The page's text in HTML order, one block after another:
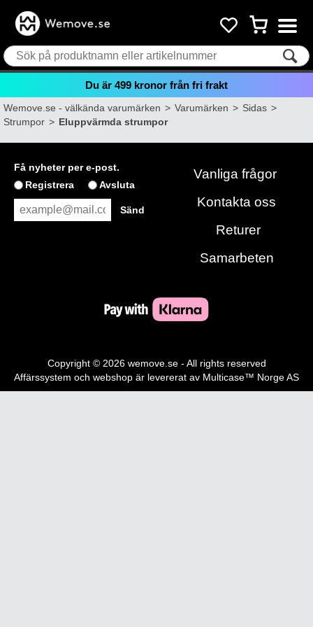
Du är 499 kronor från fri frakt
Wemove.se - välkända varumärken>Varumärken>Sidas>
Strumpor>Eluppvärmda strumpor
Få nyheter per e-post.
Registrera
Avsluta
Vanliga frågor
Kontakta oss
Returer
Samarbeten
Copyright © 2026 wemove.se - All rights reserved
Affärssystem och webshop är levererat av Multicase™ Norge AS